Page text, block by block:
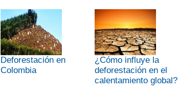
Deforestación en
Colombia
¿Cómo influye la
deforestación en el
calentamiento global?